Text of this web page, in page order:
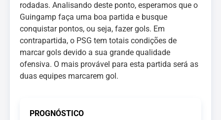
rodadas. Analisando deste ponto, esperamos que o
Guingamp faça uma boa partida e busque
conquistar pontos, ou seja, fazer gols. Em
contrapartida, o PSG tem totais condições de
marcar gols devido a sua grande qualidade
ofensiva. O mais provável para esta partida será as
duas equipes marcarem gol.
PROGNÓSTICO